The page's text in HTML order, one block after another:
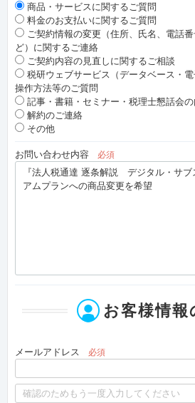
商品・サービスに関するご質問
料金のお支払いに関するご質問
ご契約情報の変更（住所、氏名、電話
ど）に関するご連絡
ご契約内容の見直しに関するご相談
税研ウェブサービス（データベース・
操作方法等のご質問
記事・書籍・セミナー・税理士懇話会
解約のご連絡
その他
お問い合わせ内容 必須
お客様情報
メールアドレス 必須